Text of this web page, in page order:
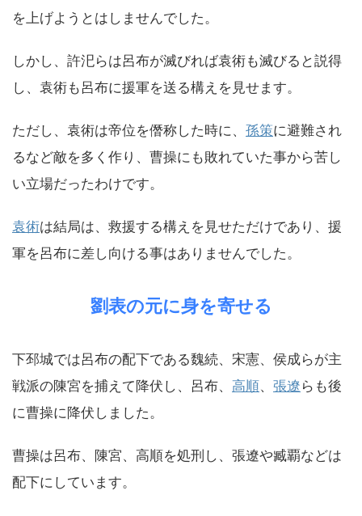
を上げようとはしませんでした。
しかし、許汜らは呂布が滅びれば袁術も滅びると説得
し、袁術も呂布に援軍を送る構えを見せます。
ただし、袁術は帝位を僭称した時に、 孫策に避難され
るなど敵を多く作り、曹操にも敗れていた事から苦し
い立場だったわけです。
袁術は結局は、救援する構えを見せただけであり、援
軍を呂布に差し向ける事はありませんでした。
劉表の元に身を寄せる
下邳城では呂布の配下である魏続、宋憲、侯成らが主
戦派の陳宮を捕えて降伏し、呂布、 高順、 張遼 らも後
に曹操に降伏しました。
曹操は呂布、陳宮、高順を処刑し、張遼や臧覇などは
配下にしています。